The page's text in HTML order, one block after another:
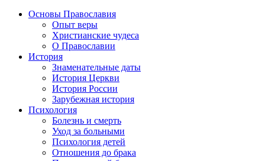
Основы Православия
Опыт веры
Христианские чудеса
О Православии
История
Знаменательные даты
История Церкви
История России
Зарубежная история
Психология
Болезнь и смерть
Уход за больными
Психология детей
Отношения до брака